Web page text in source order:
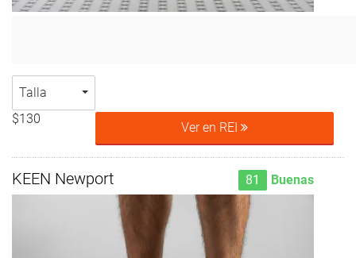
Talla
$130
Ver en REI
KEEN Newport 81 Buenas